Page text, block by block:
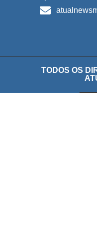
TODOS OS